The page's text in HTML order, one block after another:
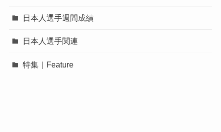
日本人選手週間成績
日本人選手関連
特集｜Feature